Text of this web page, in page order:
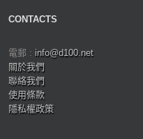
CONTACTS
電郵 : info@d100.net
關於我們
聯絡我們
使用條款
隱私權政策